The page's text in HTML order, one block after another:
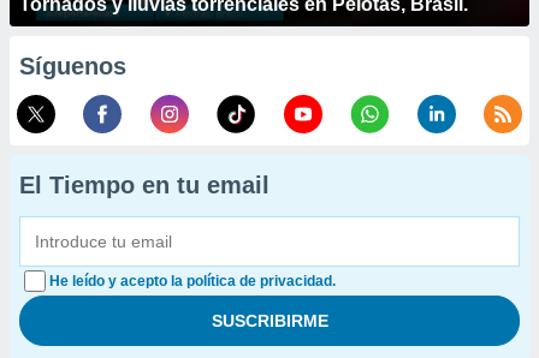
Tornados y lluvias torrenciales en Pelotas, Brasil.
Síguenos
El Tiempo en tu email
He leído y acepto la política de privacidad.